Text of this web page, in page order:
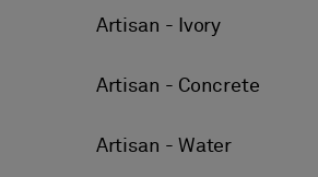
Oranssi
Punainen
Artisan - Ivory
Artisan - Concrete
Artisan - Water